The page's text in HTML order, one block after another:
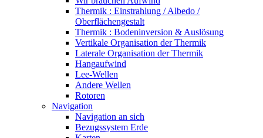
Thermik : Einstrahlung / Albedo /
Oberflächengestalt
Thermik : Bodeninversion & Auslösung
Vertikale Organisation der Thermik
Laterale Organisation der Thermik
Hangaufwind
Lee-Wellen
Andere Wellen
Rotoren
Navigation
Navigation an sich
Bezugssystem Erde